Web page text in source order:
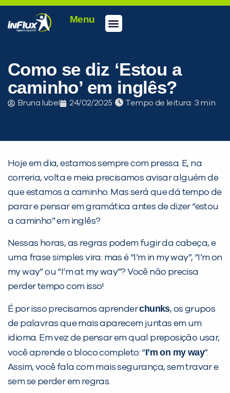
Menu
Como se diz ‘Estou a
caminho’ em inglês?
Bruna Iubel 24/02/2025 Tempo de leitura:
Hoje em dia, estamos sempre com pressa. E, na
correria, volta e meia precisamos avisar alguém de
que estamos a caminho. Mas será que dá tempo de
parar e pensar em gramática antes de dizer “estou
a caminho” em inglês?
Nessas horas, as regras podem fugir da cabeça, e
uma frase simples vira: mas é “I’m in my way”, “I’m on
my way” ou “I’m at my way”? Você não precisa
perder tempo com isso!
É por isso precisamos aprenderchunks, os grupos
de palavras que mais aparecem juntas em um
idioma. Em vez de pensar em qual preposição usar,
você aprende o bloco completo: “I’m on my way”.
Assim, você fala com mais segurança, sem travar e
sem se perder em regras.
PEÇA UMA DEMONSTRAÇÃO DE MÉTODO